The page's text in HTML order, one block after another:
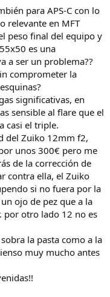
para APS-C con lo
relevante en MFT
peso final del equipo y
es una
a ser un problema??
comprometer la
significativas, en
sensible al flare que el
casi el triple.
del Zuiko 12mm f2,
unos 300€ pero me
de la corrección de
contra ella, el Zuiko
si no fuera por la
ojo de pez que a la
por otro lado 12 no es
la pasta como a la
muy mucho antes